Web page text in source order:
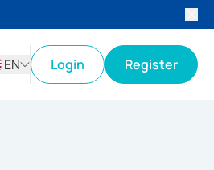
EN
Login Register